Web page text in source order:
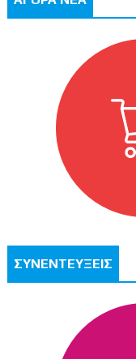
ΣΥΝΕΝΤΕΥΞΕΙΣ